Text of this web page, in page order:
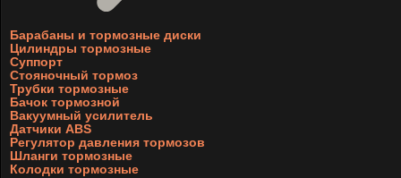
Барабаны и тормозные диски
Цилиндры тормозные
Суппорт
Стояночный тормоз
Трубки тормозные
Бачок тормозной
Вакуумный усилитель
Датчики ABS
Регулятор давления тормозов
Шланги тормозные
Колодки тормозные